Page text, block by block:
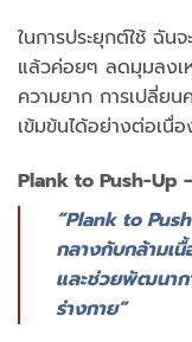
ในการประยุกต์ใช้ ฉัน
แล้วค่อยๆ ลดมุมลงเ
ความยาก การเปลี่ย
เข้มข้นได้อย่างต่อเนื่
Plank to Push-Up
“Plank to
กลางกับกล้ามเนื้
และช่วยพัฒนาก
ร่างกาย”